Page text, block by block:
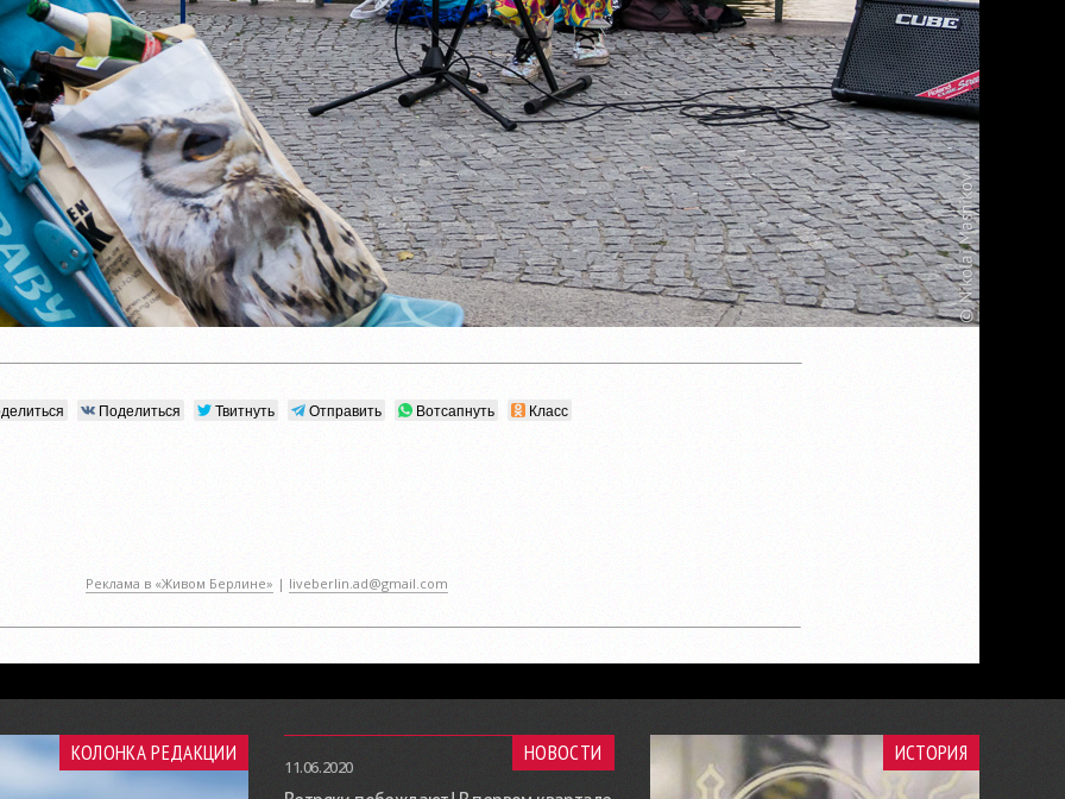
Поделиться Твитнуть Отправить Вотсапнуть Класс
Реклама в «Живом Берлине» | liveberlin.ad@gmail.com
КОЛОНКА РЕДАКЦИИ НОВОСТИ
11.06.2020
ИСТОРИЯ